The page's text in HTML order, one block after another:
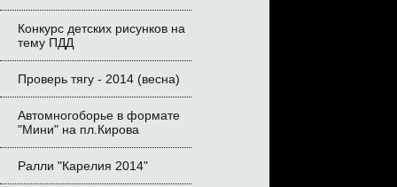
Конкурс детских рисунков на
тему ПДД
Проверь тягу - 2014 (весна)
Автомногоборье в формате
"Мини" на пл.Кирова
Ралли "Карелия 2014"